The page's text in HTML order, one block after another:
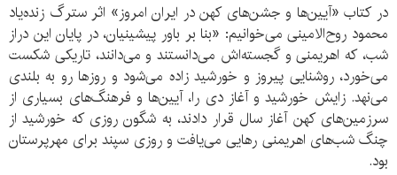
در کتاب «آیین‌ها و جشن‌های کهن در ایران امروز» اثر سترگ زنده‌یاد
محمود روح‌الامینی می‌خوانیم: «بنا بر باور پیشینیان، در پایان این دراز
شب، که اهریمنی و گجسته‌اش می‌دانستند و می‌دانند، تاریکی شکست
می‌خورد، روشنایی پیروز و خورشید زاده می‌شود و روزها رو به بلندی
می‌نهد. زایش خورشید و آغاز دی را، آیین‌ها و فرهنگ‌های بسیاری از
سرزمین‌های کهن آغاز سال قرار دادند، به شگون روزی که خورشید از
چنگ شب‌های اهریمنی رهایی می‌یافت و روزی سپند برای مهرپرستان
بود.